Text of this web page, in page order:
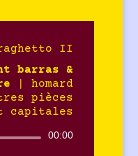
II
barras &
|homard
pièces
capitales
Lecteur
00:00